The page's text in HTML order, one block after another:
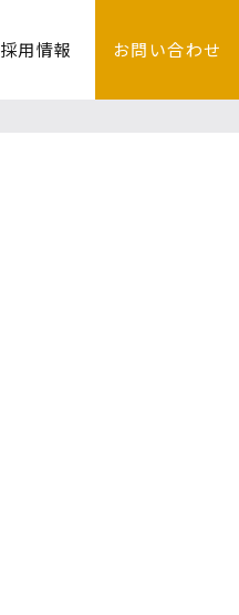
採用情報 お問い合わせ